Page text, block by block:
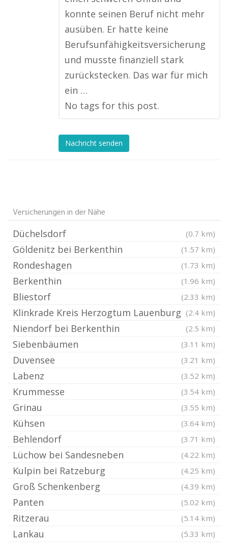
konnte seinen Beruf nicht mehr
ausüben. Er hatte keine
Berufsunfähigkeitsversicherung
und musste finanziell stark
zurückstecken. Das war für mich
ein …
No tags for this post.
Nachricht senden
Versicherungen in der Nähe
Düchelsdorf (0.7 km)
Göldenitz bei Berkenthin (1.57 km)
Rondeshagen (1.73 km)
Berkenthin (1.96 km)
Bliestorf (2.33 km)
Klinkrade Kreis Herzogtum Lauenburg (2.4 km)
Niendorf bei Berkenthin (2.5 km)
Siebenbäumen (3.11 km)
Duvensee (3.21 km)
Labenz (3.52 km)
Krummesse (3.54 km)
Grinau (3.55 km)
Kühsen (3.64 km)
Behlendorf (3.71 km)
Lüchow bei Sandesneben (4.22 km)
Kulpin bei Ratzeburg (4.25 km)
Groß Schenkenberg (4.39 km)
Panten (5.02 km)
Ritzerau (5.14 km)
Lankau (5.33 km)